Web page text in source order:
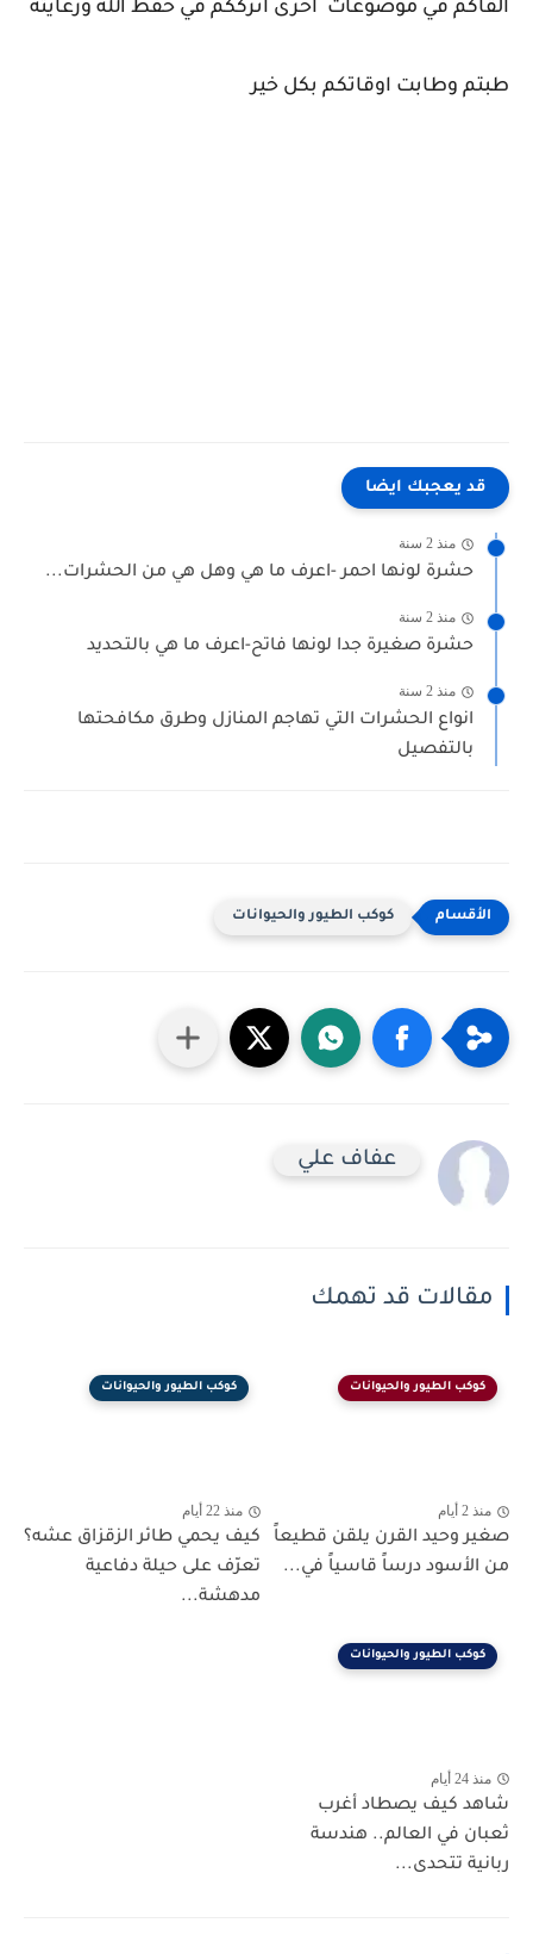
القاكم في موضوعات اخرى اترككم في حفظ الله ورعايته
طبتم وطابت اوقاتكم بكل خير
قد يعجبك ايضا
منذ 2 سنة
حشرة لونها احمر -اعرف ما هي وهل هي من الحشرات...
منذ 2 سنة
حشرة صغيرة جدا لونها فاتح-اعرف ما هي بالتحديد
منذ 2 سنة
انواع الحشرات التي تهاجم المنازل وطرق مكافحتها
بالتفصيل
كوكب الطيور والحيوانات
عفاف علي
مقالات قد تهمك
كوكب الطيور والحيوانات
منذ 2 أيام
صغير وحيد القرن يلقن قطيعاً
من الأسود درساً قاسياً في...
كوكب الطيور والحيوانات
منذ 22 أيام
كيف يحمي طائر الزقزاق عشه؟
تعرّف على حيلة دفاعية
مدهشة...
كوكب الطيور والحيوانات
منذ 24 أيام
شاهد كيف يصطاد أغرب
ثعبان في العالم.. هندسة
ربانية تتحدى...